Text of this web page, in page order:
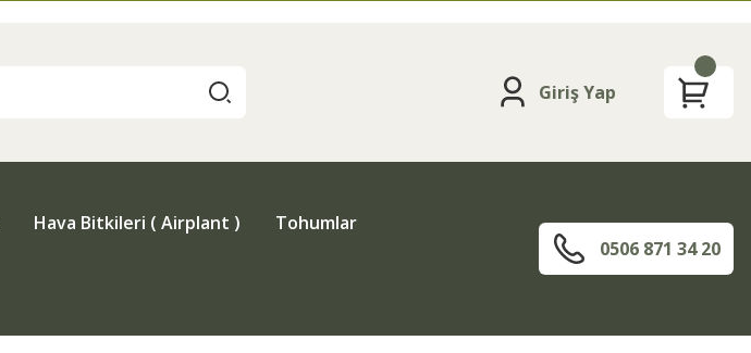
Giriş Yap
Hava Bitkileri ( Airplant ) Tohumlar
0506 871 34 20